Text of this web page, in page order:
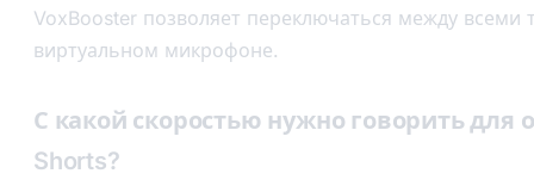
VoxBooster позволяет переключаться между
виртуальном микрофоне.
С какой скоростью нужно говорить для
Shorts?